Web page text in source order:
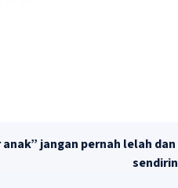
jangan pernah lelah